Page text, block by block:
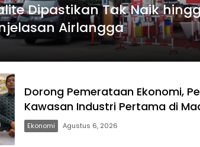
Dipastikan Tak Naik
Airlangga
Dorong Pemerataan Ekonomi,
Kawasan Industri Pertama di
Ekonomi Agustus 6, 2026